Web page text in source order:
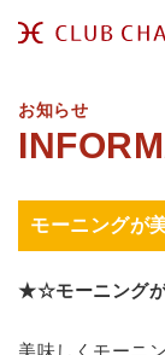
お知らせ
モーニングが
★☆モーニング
美味しくモーニ